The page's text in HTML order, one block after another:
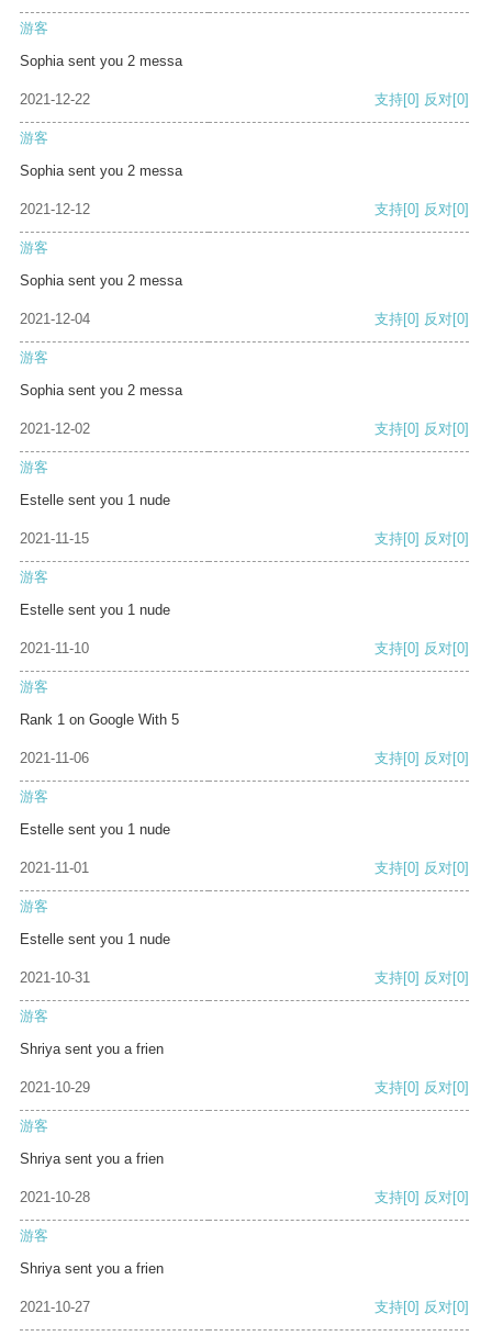
游客
Sophia sent you 2 messa
2021-12-22 支持[0] 反对[0]
游客
Sophia sent you 2 messa
2021-12-12 支持[0] 反对[0]
游客
Sophia sent you 2 messa
2021-12-04 支持[0] 反对[0]
游客
Sophia sent you 2 messa
2021-12-02 支持[0] 反对[0]
游客
Estelle sent you 1 nude
2021-11-15 支持[0] 反对[0]
游客
Estelle sent you 1 nude
2021-11-10 支持[0] 反对[0]
游客
Rank 1 on Google With 5
2021-11-06 支持[0] 反对[0]
游客
Estelle sent you 1 nude
2021-11-01 支持[0] 反对[0]
游客
Estelle sent you 1 nude
2021-10-31 支持[0] 反对[0]
游客
Shriya sent you a frien
2021-10-29 支持[0] 反对[0]
游客
Shriya sent you a frien
2021-10-28 支持[0] 反对[0]
游客
Shriya sent you a frien
2021-10-27 支持[0] 反对[0]